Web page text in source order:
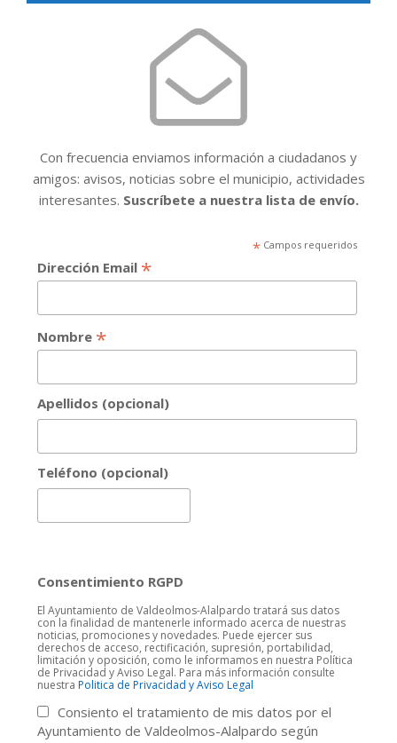
Con frecuencia enviamos información a ciudadanos y
amigos: avisos, noticias sobre el municipio, actividades
interesantes. Suscríbete a nuestra lista de envío.
*Campos requeridos
Dirección Email *
Nombre *
Apellidos (opcional)
Teléfono (opcional)
Consentimiento RGPD
El Ayuntamiento de Valdeolmos-Alalpardo tratará sus datos
con la finalidad de mantenerle informado acerca de nuestras
noticias, promociones y novedades. Puede ejercer sus
derechos de acceso, rectificación, supresión, portabilidad,
limitación y oposición, como le informamos en nuestra Política
de Privacidad y Aviso Legal. Para más información consulte
nuestra Politica de Privacidad y Aviso Legal
Consiento el tratamiento de mis datos por el
Ayuntamiento de Valdeolmos-Alalpardo según